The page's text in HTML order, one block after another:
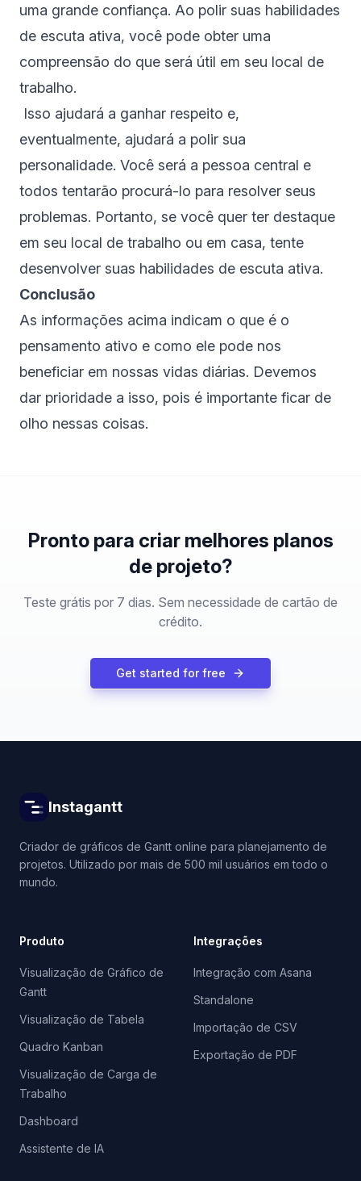
uma grande confiança. Ao polir suas habilidades
de escuta ativa, você pode obter uma
compreensão do que será útil em seu local de
trabalho.
Isso ajudará a ganhar respeito e,
eventualmente, ajudará a polir sua
personalidade. Você será a pessoa central e
todos tentarão procurá-lo para resolver seus
problemas. Portanto, se você quer ter destaque
em seu local de trabalho ou em casa, tente
desenvolver suas habilidades de escuta ativa.
Conclusão
As informações acima indicam o que é o
pensamento ativo e como ele pode nos
beneficiar em nossas vidas diárias. Devemos
dar prioridade a isso, pois é importante ficar de
olho nessas coisas.
Pronto para criar melhores planos
de projeto?
Teste grátis por 7 dias. Sem necessidade de cartão de
crédito.
Get started for free
Instagantt
Criador de gráficos de Gantt online para planejamento de
projetos. Utilizado por mais de 500 mil usuários em todo o
mundo.
Produto
Visualização de Gráfico de
Gantt
Visualização de Tabela
Quadro Kanban
Visualização de Carga de
Trabalho
Dashboard
Assistente de IA
Integrações
Integração com Asana
Standalone
Importação de CSV
Exportação de PDF